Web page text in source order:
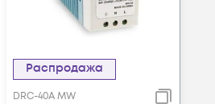
Распродажа
DRC-40A MW